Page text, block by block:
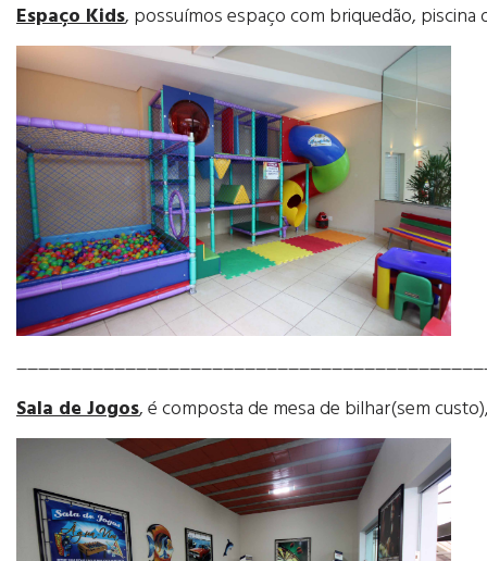
Espaço Kids, possuímos espaço com briquedão, piscina
Sala de Jogos, é composta de mesa de bilhar(sem